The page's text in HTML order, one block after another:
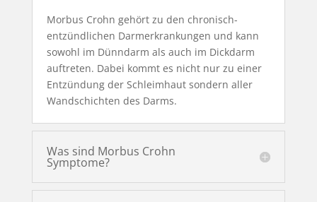
Morbus Crohn gehört zu den chronisch-
entzündlichen Darmerkrankungen und kann
sowohl im Dünndarm als auch im Dickdarm
auftreten. Dabei kommt es nicht nur zu einer
Entzündung der Schleimhaut sondern aller
Wandschichten des Darms.
Was sind Morbus Crohn
Symptome?